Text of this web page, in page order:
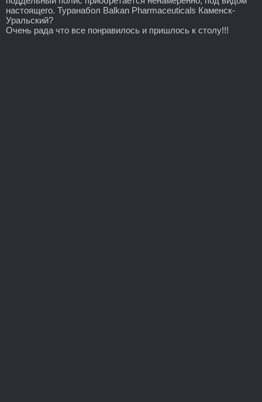
настоящего. Туранабол Balkan Pharmaceuticals Каменск-
Уральский?
Очень рада что все понравилось и пришлось к столу!!!